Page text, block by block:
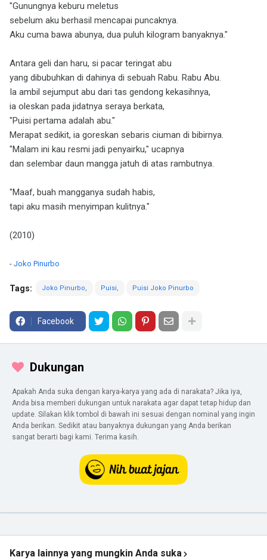
"Gunungnya keburu meletus
sebelum aku berhasil mencapai puncaknya.
Aku cuma bawa abunya, dua puluh kilogram banyaknya."
Antara geli dan haru, si pacar teringat abu
yang dibubuhkan di dahinya di sebuah Rabu. Rabu Abu.
Ia ambil sejumput abu dari tas gendong kekasihnya,
ia oleskan pada jidatnya seraya berkata,
"Puisi pertama adalah abu."
Merapat sedikit, ia goreskan sebaris ciuman di bibirnya.
"Malam ini kau resmi jadi penyairku," ucapnya
dan selembar daun mangga jatuh di atas rambutnya.
"Maaf, buah mangganya sudah habis,
tapi aku masih menyimpan kulitnya."
(2010)
- Joko Pinurbo
Tags: Joko Pinurbo Puisi Puisi Joko Pinurbo
Facebook
Dukungan
Apakah Anda suka dengan karya-karya yang ada di narakata? Jika iya,
Anda bisa memberi dukungan untuk narakata agar dapat tetap hidup dan
update. Silakan klik tombol di bawah ini sesuai dengan nominal yang ingin
Anda berikan. Sedikit atau banyaknya dukungan yang Anda berikan
sangat berarti bagi kami. Terima kasih.
Karya lainnya yang mungkin Anda suka